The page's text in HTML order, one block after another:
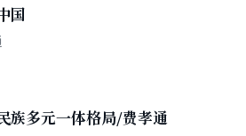
国
族多元一体格局/费孝通